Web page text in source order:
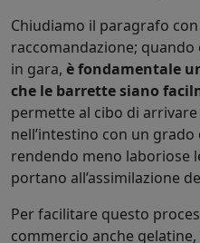
Chiudiamo il paragrafo con
raccomandazione;
in gara, è fondamentale
che le barrette siano
permette al cibo di
nell’intestino con un
rendendo meno laboriose
portano all’assimilazione
Per facilitare questo
commercio anche gelatine,